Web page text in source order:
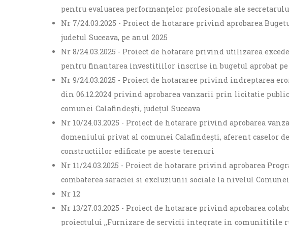
pentru evaluarea performanțelor profesionale ale
Nr 7/24.03.2025 - Proiect de hotarare privind aprobarea
judetul Suceava, pe anul 2025
Nr 8/24.03.2025 - Proiect de hotarare privind utilizarea
pentru finantarea investitiilor inscrise in bugetul aprobat pe
Nr 9/24.03.2025 - Proiect de hotararee privind indreptarea
din 06.12.2024 privind aprobarea vanzarii prin licitatie
comunei Calafindești, județul Suceava
Nr 10/24.03.2025 - Proiect de hotarare privind aprobarea
domeniului privat al comunei Calafindești, aferent caselor
constructiilor edificate pe aceste terenuri
Nr 11/24.03.2025 - Proiect de hotarare privind aprobarea
combaterea saraciei si excluziunii sociale la nivelul
Nr 12
Nr 13/27.03.2025 - Proiect de hotarare privind aprobarea
proiectului ,,Furnizare de servicii integrate in comunititile